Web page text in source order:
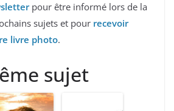
pour être informé lors de la
sujets et pour recevoir
livre photo.
sujet